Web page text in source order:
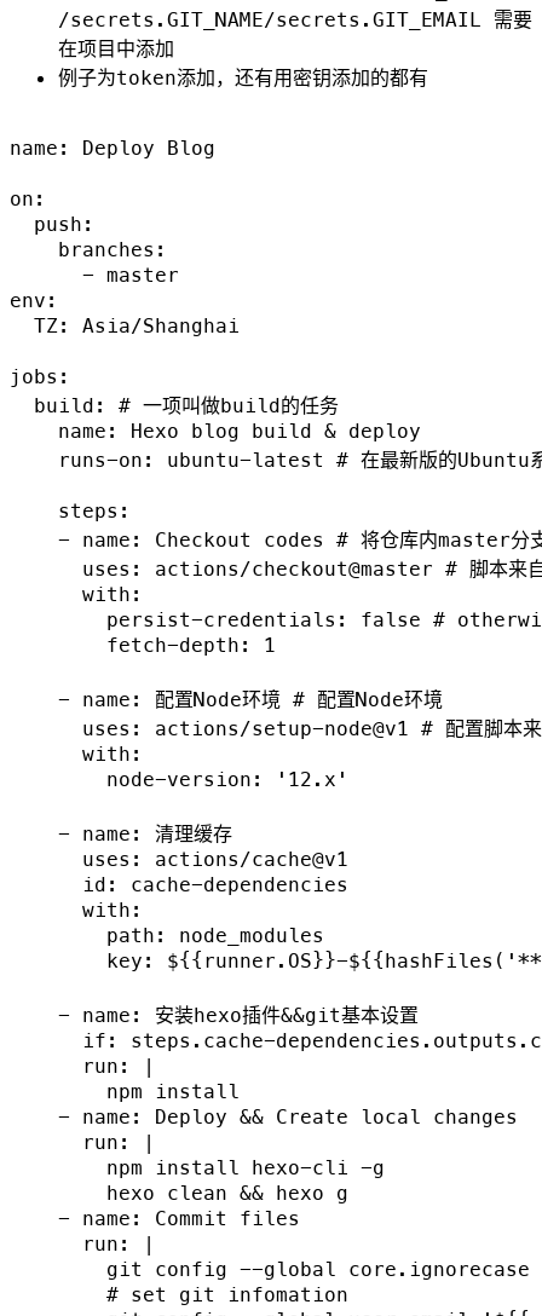
/secrets.GIT_NAME/secrets.GIT_EMAIL 需要
在项目中添加
例子为token添加，还有用密钥添加的都有
name: Deploy Blog
on:
  push:
    branches:
      - master
env:
  TZ: Asia/Shanghai
jobs:
  build: # 一项叫做build的任务
    name: Hexo blog build & deploy
runs-on: ubuntu-latest # 在最新版的Ubuntu
    steps:
- name: Checkout codes # 将仓库内master分支
uses: actions/checkout@master # 脚本
      with:
persist-credentials: false #
        fetch-depth: 1
    - name: 配置Node环境 # 配置Node环境
uses: actions/setup-node@v1 # 配置脚
      with:
        node-version: '12.x'
    - name: 清理缓存
      uses: actions/cache@v1
      id: cache-dependencies
      with:
        path: node_modules
key: ${{runner.OS}}-
    - name: 安装hexo插件&&git基本设置
if: steps.cache-
      run: |
        npm install
    - name: Deploy && Create local changes
      run: |
        npm install hexo-cli -g
        hexo clean && hexo g
    - name: Commit files
      run: |
git config --global core.ignorecase
        # set git infomation